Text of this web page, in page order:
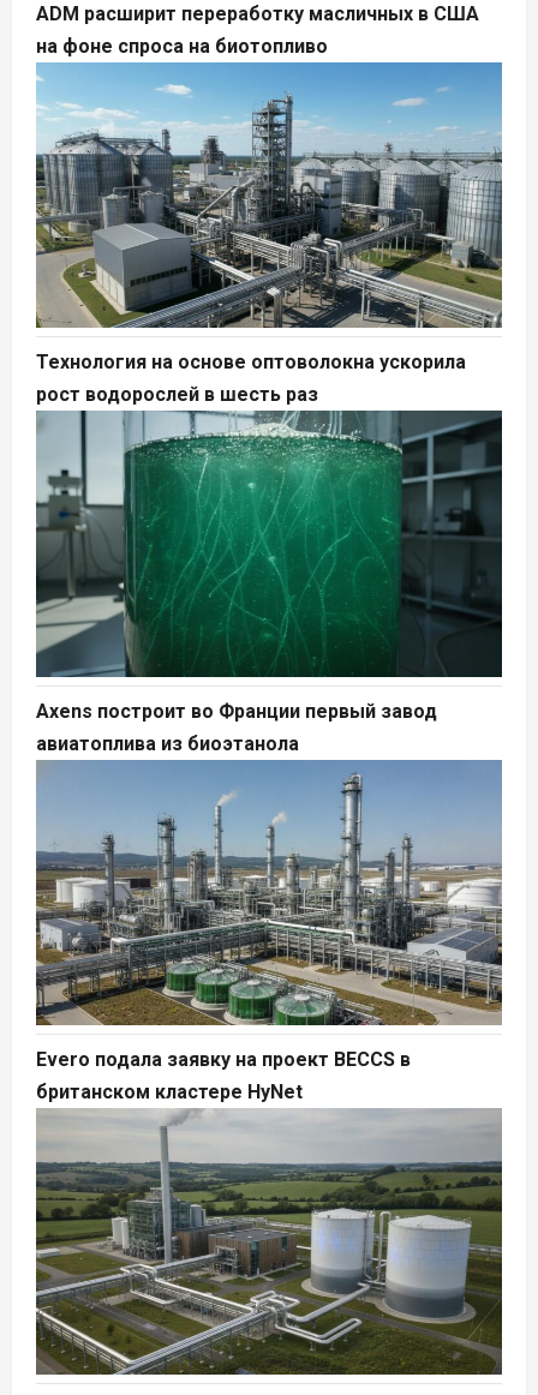
ADM расширит переработку масличных в США
на фоне спроса на биотопливо
Технология на основе оптоволокна ускорила
рост водорослей в шесть раз
Axens построит во Франции первый завод
авиатоплива из биоэтанола
Evero подала заявку на проект BECCS в
британском кластере HyNet